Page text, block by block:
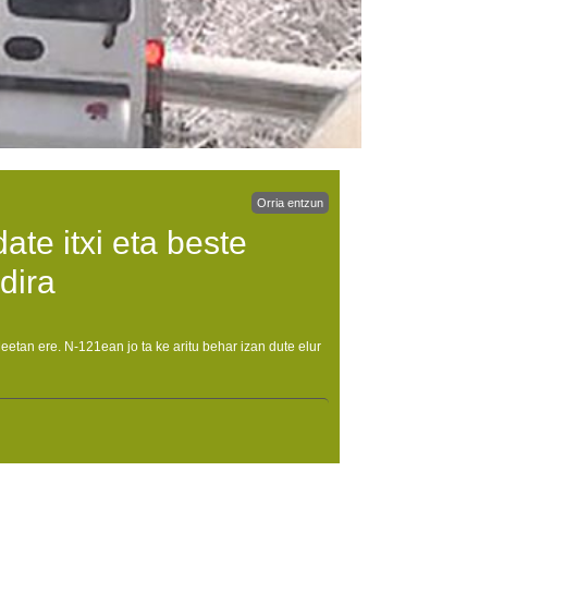
Orria entzun
itxi eta beste
ere. N-121ean jo ta ke aritu behar izan dute elur